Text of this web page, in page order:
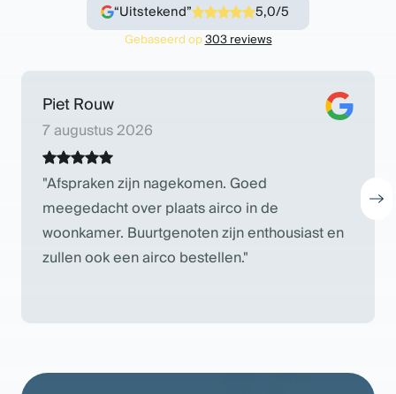
“Uitstekend” 5,0/5
Gebaseerd op303 reviews
Piet Rouw
7 augustus 2026
Afspraken zijn nagekomen. Goed
meegedacht over plaats airco in de
woonkamer. Buurtgenoten zijn enthousiast en
zullen ook een airco bestellen.